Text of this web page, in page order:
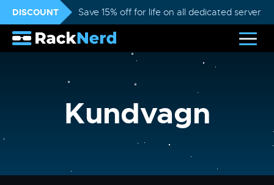
DISCOUNT Save 15% off for life on all dedicated servers
Kundvagn